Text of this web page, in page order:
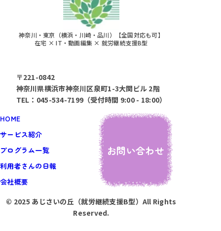
神奈川・東京（横浜・川崎・品川）【全国対応も可】
在宅 × IT・動画編集 × 就労継続支援B型
〒221-0842
神奈川県横浜市神奈川区泉町1-3大関ビル 2階
TEL：045-534-7199（受付時間 9:00 - 18:00）
HOME
サービス紹介
プログラム一覧
利用者さんの日報
会社概要
お問い合わせ
© 2025 あじさいの丘（就労継続支援B型）All Rights
Reserved.